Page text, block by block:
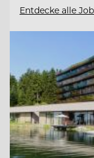
Entdecke alle